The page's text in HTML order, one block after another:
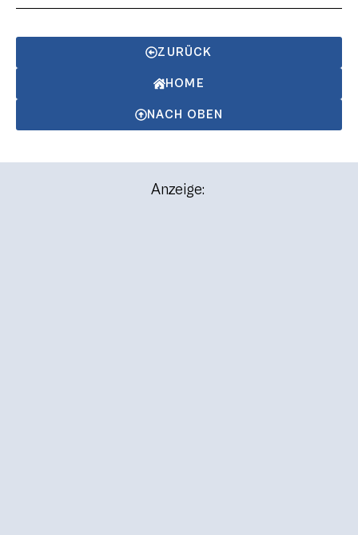
ZURÜCK
HOME
NACH OBEN
Anzeige: